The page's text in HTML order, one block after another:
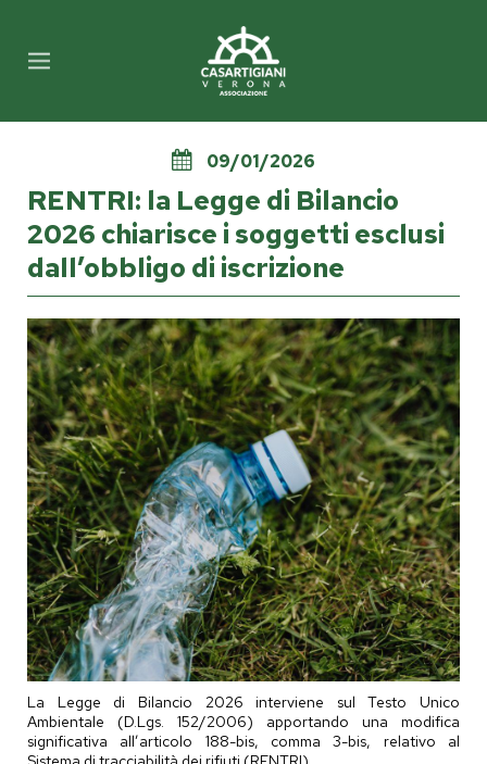
09/01/2026
RENTRI: la Legge di Bilancio
2026 chiarisce i soggetti esclusi
dall’obbligo di iscrizione
La Legge di Bilancio 2026 interviene sul Testo Unico
Ambientale (D.Lgs. 152/2006) apportando una modifica
significativa all’articolo 188-bis, comma 3-bis, relativo al